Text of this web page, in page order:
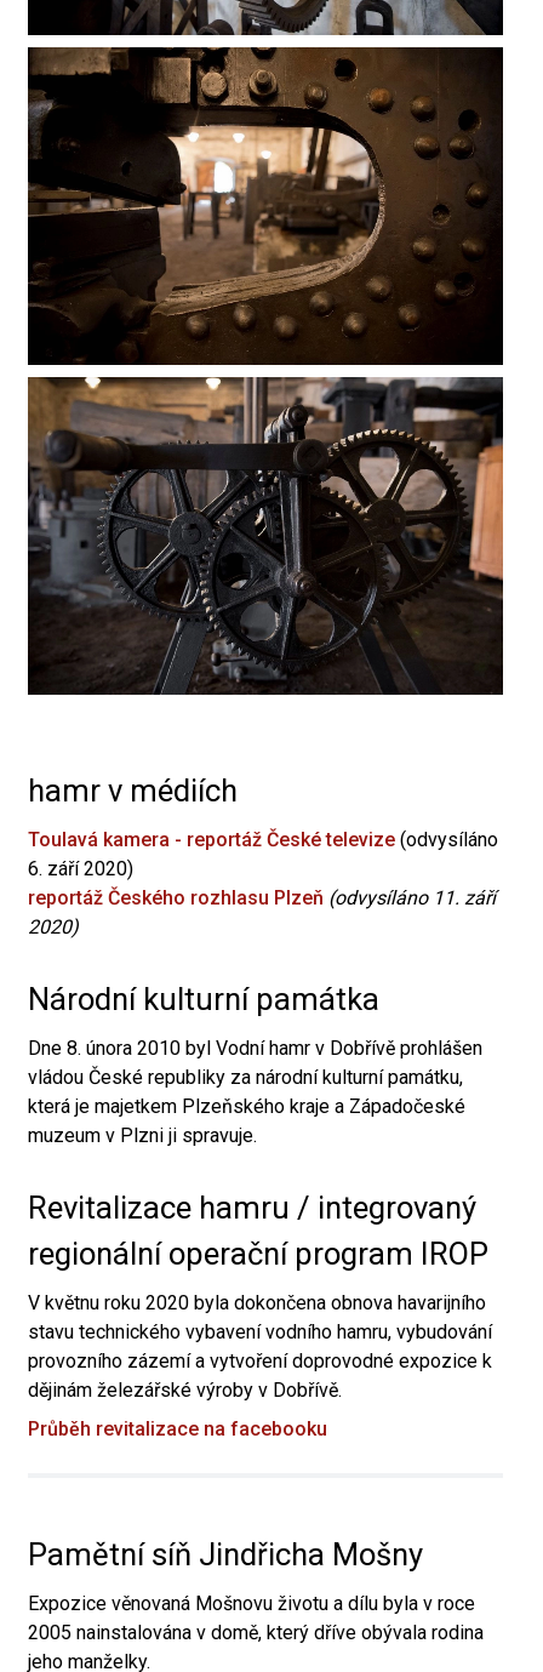
hamr v médiích
Toulavá kamera - reportáž České televize (odvysíláno
6. září 2020)
reportáž Českého rozhlasu Plzeň (odvysíláno 11. září
2020)
Národní kulturní památka
Dne 8. února 2010 byl Vodní hamr v Dobřívě prohlášen
vládou České republiky za národní kulturní památku,
která je majetkem Plzeňského kraje a Západočeské
muzeum v Plzni ji spravuje.
Revitalizace hamru / integrovaný
regionální operační program IROP
V květnu roku 2020 byla dokončena obnova havarijního
stavu technického vybavení vodního hamru, vybudování
provozního zázemí a vytvoření doprovodné expozice k
dějinám železářské výroby v Dobřívě.
Průběh revitalizace na facebooku
Pamětní síň Jindřicha Mošny
Expozice věnovaná Mošnovu životu a dílu byla v roce
2005 nainstalována v domě, který dříve obývala rodina
jeho manželky.